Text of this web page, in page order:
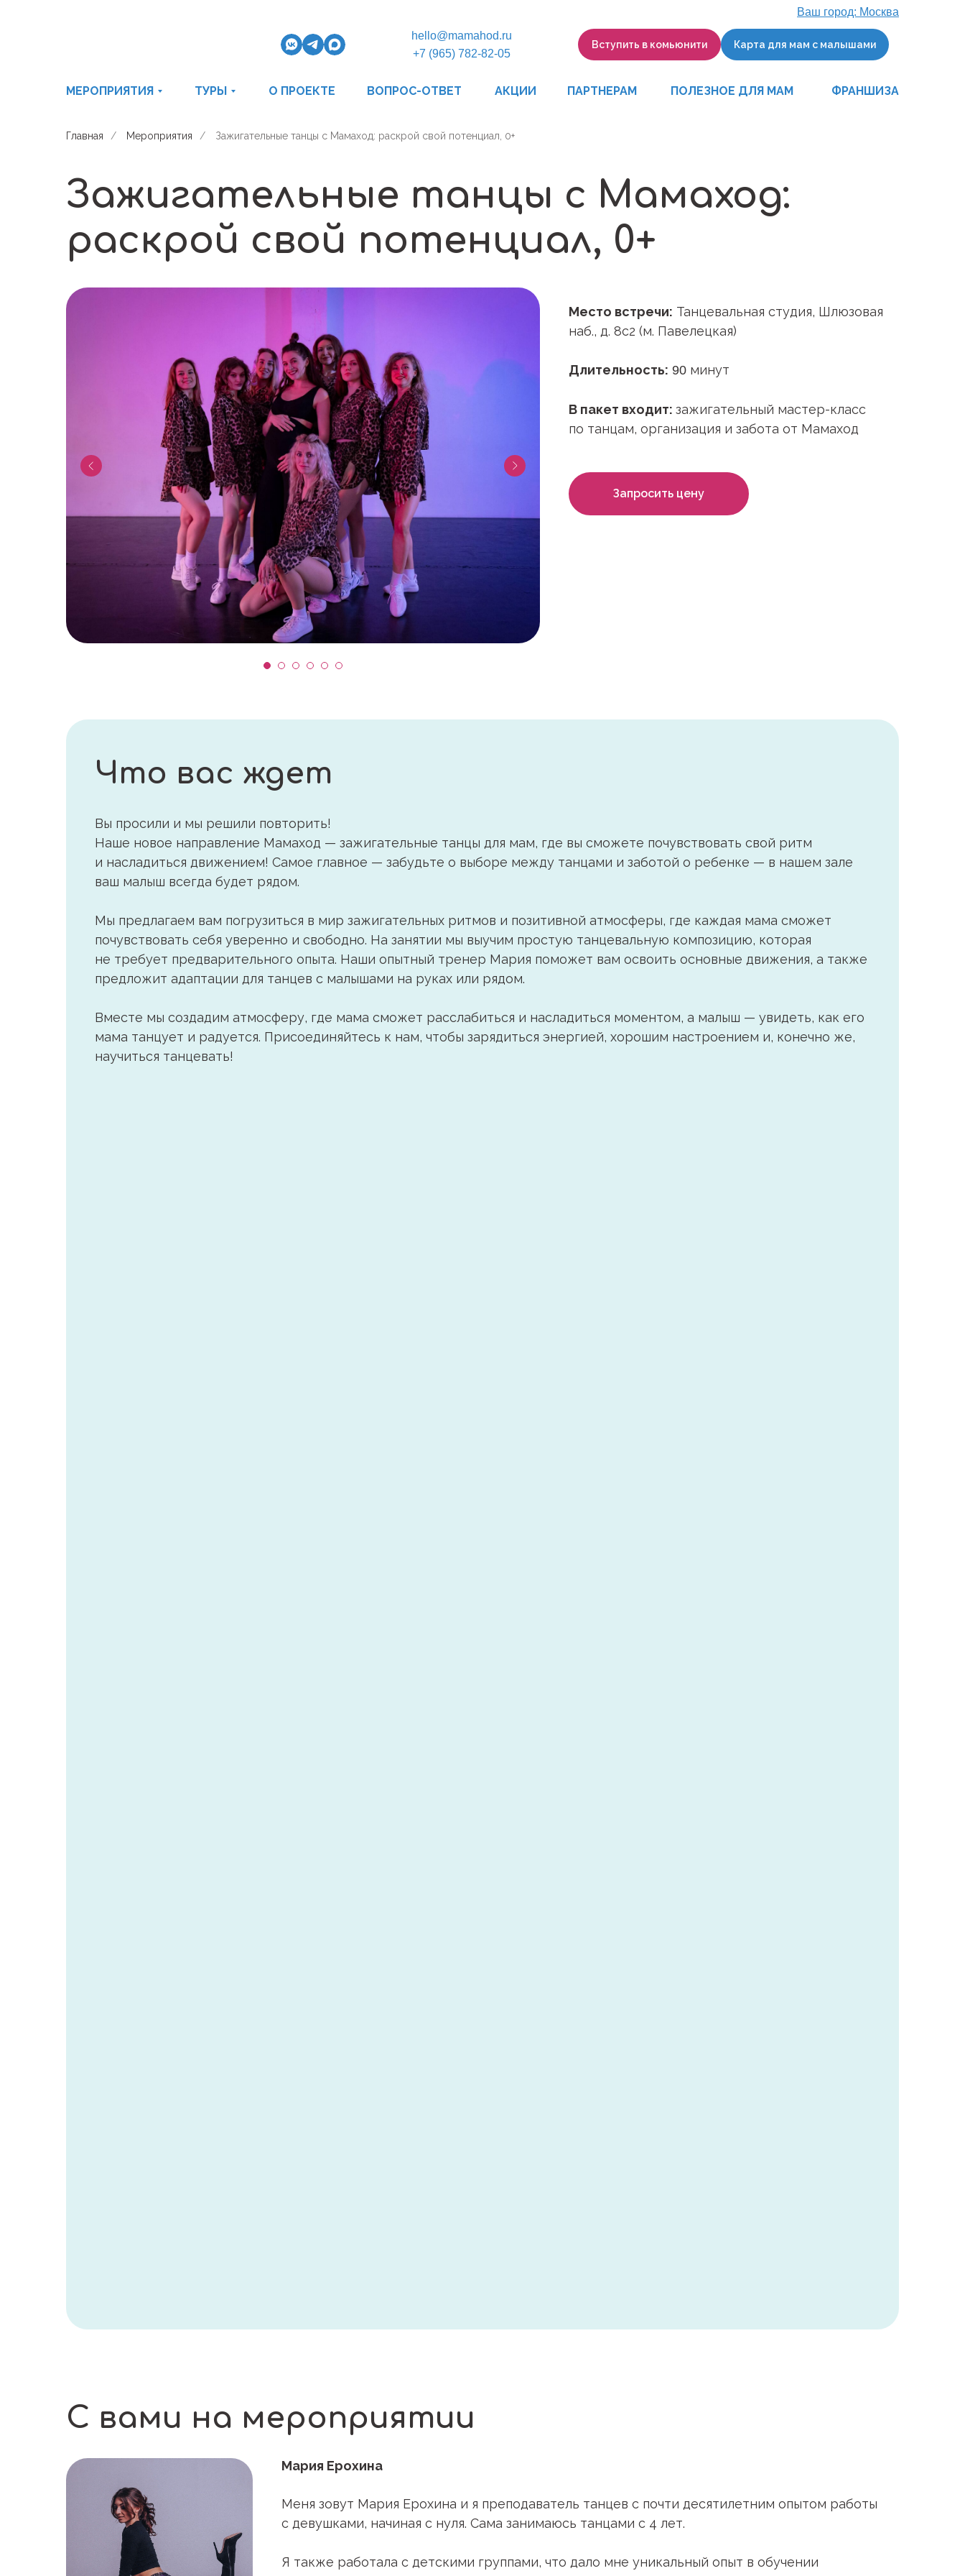
МЕРОПРИЯТИЯ ТУРЫ О ПРОЕКТЕ ВОПРОС-ОТВЕТ АКЦИИ ПАРТНЕРАМ ПОЛЕЗНОЕ ДЛЯ МАМ ФРАНШИЗА
hello@mamahod.ru
+7 (965) 782-82-05
Вступить в комьюнити Карта для мам с малышами
Ваш город: Москва
Главная / Мероприятия / Зажигательные танцы с Мамаход: раскрой свой потенциал, 0+
Зажигательные танцы с Мамаход:
раскрой свой потенциал, 0+
Место встречи: Танцевальная студия, Шлюзовая
наб., д. 8с2 (м. Павелецкая)
Длительность: 90 минут
В пакет входит: зажигательный мастер-класс
по танцам, организация и забота от Мамаход
Запросить цену
Что вас ждет
Вы просили и мы решили повторить!
Наше новое направление Мамаход — зажигательные танцы для мам, где вы сможете почувствовать свой ритм
и насладиться движением! Самое главное — забудьте о выборе между танцами и заботой о ребенке — в нашем зале
ваш малыш всегда будет рядом.
Мы предлагаем вам погрузиться в мир зажигательных ритмов и позитивной атмосферы, где каждая мама сможет
почувствовать себя уверенно и свободно. На занятии мы выучим простую танцевальную композицию, которая
не требует предварительного опыта. Наши опытный тренер Мария поможет вам освоить основные движения, а также
предложит адаптации для танцев с малышами на руках или рядом.
Вместе мы создадим атмосферу, где мама сможет расслабиться и насладиться моментом, а малыш — увидеть, как его
мама танцует и радуется. Присоединяйтесь к нам, чтобы зарядиться энергией, хорошим настроением и, конечно же,
научиться танцевать!
С вами на мероприятии
Мария Ерохина
Меня зовут Мария Ерохина и я преподаватель танцев с почти десятилетним опытом работы
с девушками, начиная с нуля. Сама занимаюсь танцами с 4 лет.
Я также работала с детскими группами, что дало мне уникальный опыт в обучении